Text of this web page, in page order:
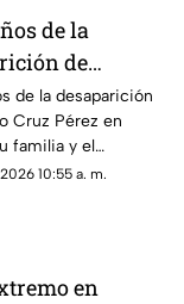
de la
de
Pérez,
a nueva
búsqueda en
de la desaparición
Cruz Pérez en
familia y el
de los
10:55 a. m.
en